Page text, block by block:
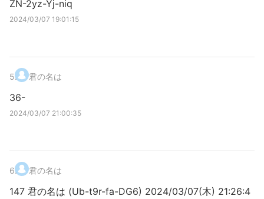
ZN-2yz-Yj-niq
2024/03/07 19:01:15
5. 君の名は
36-
2024/03/07 21:00:35
6. 君の名は
147 君の名は (Ub-t9r-fa-DG6) 2024/03/07(木) 21:26:4